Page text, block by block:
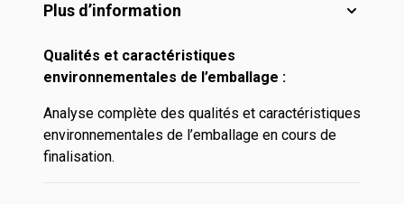
Plus d’information
Qualités et caractéristiques
environnementales de l’emballage :
Analyse complète des qualités et caractéristiques
environnementales de l’emballage en cours de
finalisation.